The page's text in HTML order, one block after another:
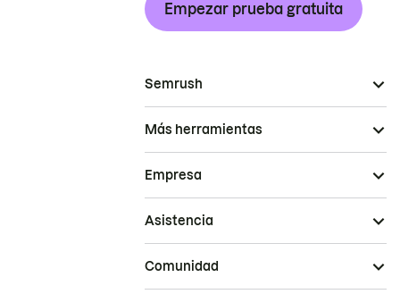
Empezar prueba gratuita
Semrush
Más herramientas
Empresa
Asistencia
Comunidad